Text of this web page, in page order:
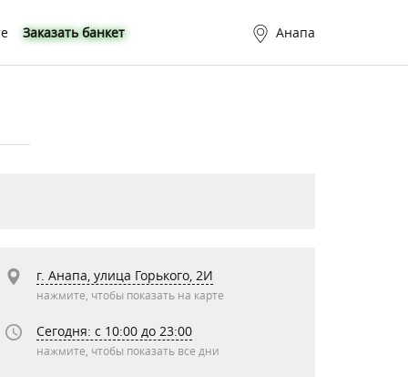
Заказать банкет Анапа
г. Анапа, улица Горького, 2И
нажмите, чтобы показать на карте
Сегодня: c 10:00 до 23:00
нажмите, чтобы показать все дни